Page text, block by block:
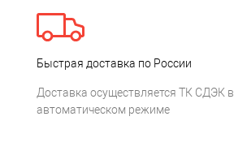
Быстрая доставка по России
Доставка осуществляется ТК СДЭК в
автоматическом режиме